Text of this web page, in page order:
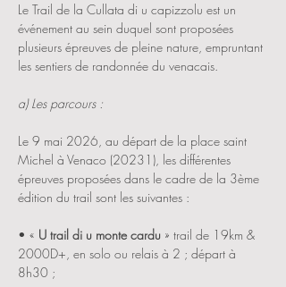
Le Trail de la Cullata di u capizzolu est un
événement au sein duquel sont proposées
plusieurs épreuves de pleine nature, empruntant
les sentiers de randonnée du venacais.
a) Les parcours :
Le 9 mai 2026, au départ de la place saint
Michel à Venaco (20231), les différentes
épreuves proposées dans le cadre de la 3ème
édition du trail sont les suivantes :
• « U trail di u monte cardu » trail de 19km &
2000D+, en solo ou relais à 2 ; départ à
8h30 ;